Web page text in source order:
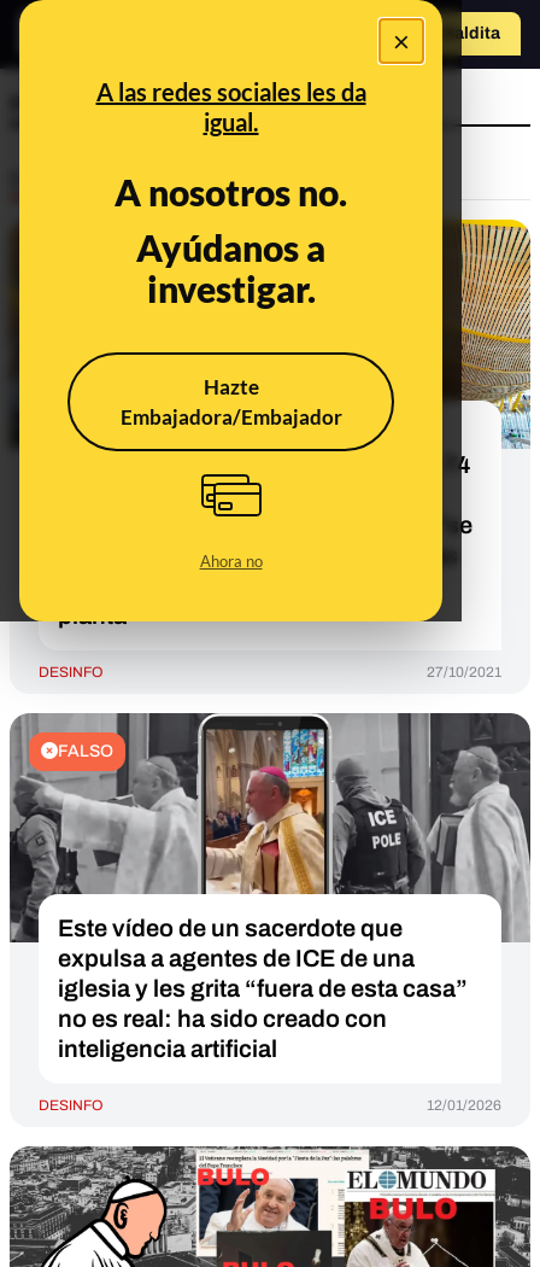
×
A las redes sociales les da
igual.
A nosotros no.
Ayúdanos a
investigar.
Hazte
Embajadora/Embajador
Ahora no
Hazte Maldito
religión católica
Cuidado con los contenidos que
afirman que la capilla católica de la T4
del Aeropuerto de Madrid "se va al
semisótano" mientras la mezquita "se
queda en la planta principal": ambas
planta
DESINFO 27/10/2021
FALSO
Este vídeo de un sacerdote que
expulsa a agentes de ICE de una
iglesia y les grita “fuera de esta casa”
no es real: ha sido creado con
inteligencia artificial
DESINFO 12/01/2026